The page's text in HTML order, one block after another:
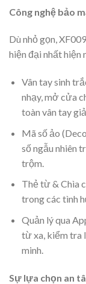
Công nghệ bảo
Dù nhỏ gọn,
hiện đại nhất hiện
Vân tay sinh
nhạy, mở cửa
toàn vân tay
Mã số ảo
số ngẫu nhiên
trộm.
Thẻ từ & Chìa
trong các tình
Quản lý qua
từ xa, kiểm tra
minh.
Sự lựa chọn an